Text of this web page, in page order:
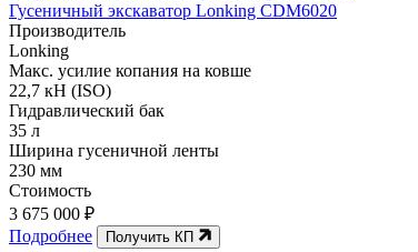
Гусеничный экскаватор Lonking CDM6020
Производитель
Lonking
Макс. усилие копания на ковше
22,7 кН (ISO)
Гидравлический бак
35 л
Ширина гусеничной ленты
230 мм
Стоимость
3 675 000 ₽
Подробнее
Получить КП